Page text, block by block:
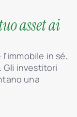
asset ai
in sé,
Gli investitori
una